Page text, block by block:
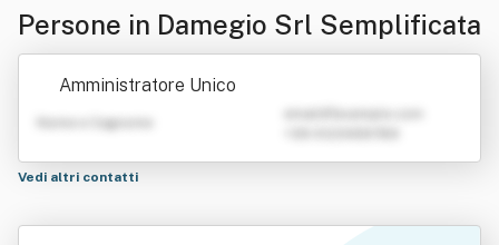
Persone in Damegio Srl Semplificata
Amministratore Unico
Nome e Cognome
Vedi altri contatti